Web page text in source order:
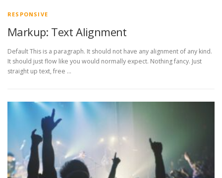
RESPONSIVE
Markup: Text Alignment
Default This is a paragraph. It should not have any alignment of any kind.
It should just flow like you would normally expect. Nothing fancy. Just
straight up text, free …